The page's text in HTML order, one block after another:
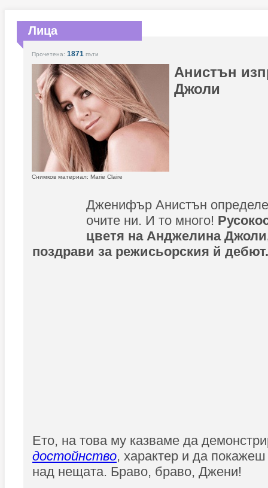
Лица
Прочетена: 1871 пъти
Анистън
Джоли
Снимков материал: Marie Claire
Дженифър Анистън
очите ни. И то много!
цветя на Анджелина
поздрави за режисьорския й дебют.
Ето, на това му казваме да
достойнство, характер и да
над нещата. Браво, браво, Джени!